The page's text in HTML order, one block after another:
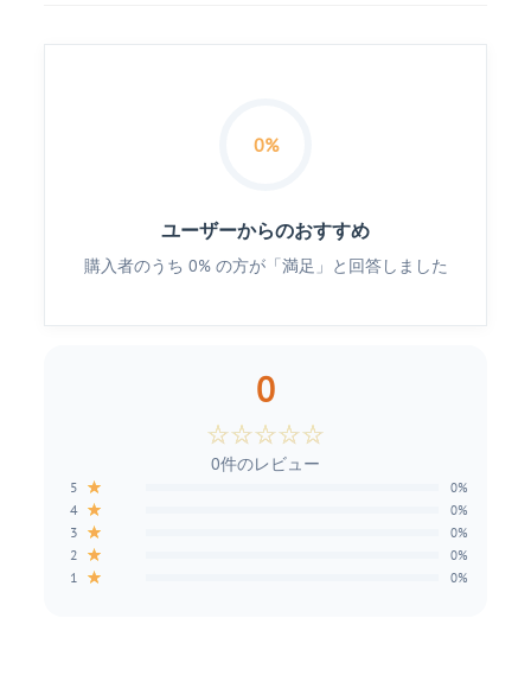
0%
ユーザーからのおすすめ
購入者のうち 0% の方が「満足」と回答しました
0
☆☆☆☆☆
0件のレビュー
5 ★ 0%
4 ★ 0%
3 ★ 0%
2 ★ 0%
1 ★ 0%